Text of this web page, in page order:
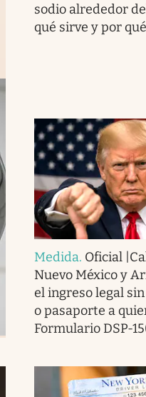
sodio alrededor
qué sirve y por
Medida. Oficial
Nuevo México y
el ingreso legal
o pasaporte a
Formulario DSP-